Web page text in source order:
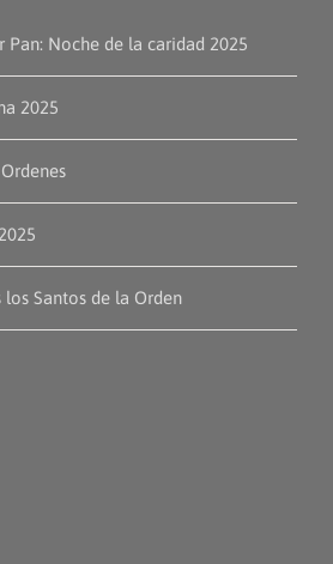
Pan: Noche de la caridad 2025
2025
los Santos de la Orden